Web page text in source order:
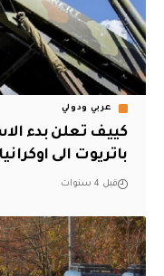
عربي ودولي
كييف تعلن بدء
باتريوت الى اوكرانيا
قبل 4 سنوات